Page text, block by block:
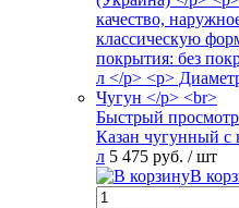
Быстрый просмотр
Казан чугунный
л 5 475 руб. / шт
В